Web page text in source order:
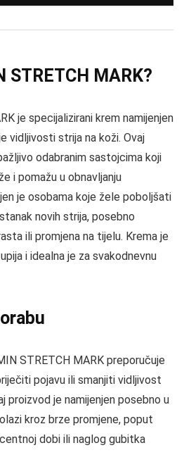
STRETCH MARK?
je specijalizirani krem namijenjen
vidljivosti strija na koži. Ovaj
odabranim sastojcima koji
i pomažu u obnavljanju
je osobama koje žele poboljšati
novih strija, posebno
ili promjena na tijelu. Krema je
i idealna je za svakodnevnu
STRETCH MARK preporučuje
pojavu ili smanjiti vidljivost
proizvod je namijenjen posebno u
kroz brze promjene, poput
dobi ili naglog gubitka